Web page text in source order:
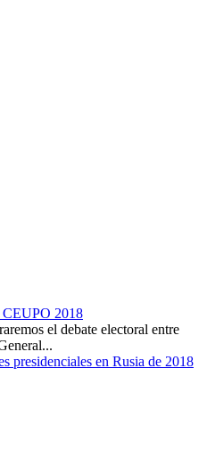
CEUPO 2018
el debate electoral entre